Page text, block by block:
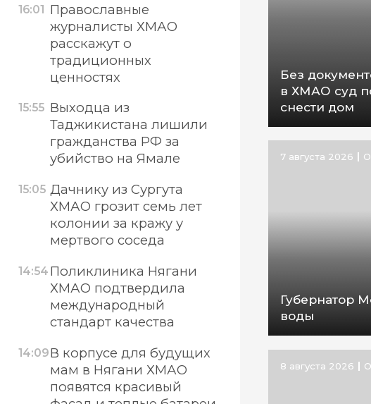
16:01 Православные
журналисты ХМАО
расскажут о
традиционных
ценностях
15:55 Выходца из
Таджикистана лишили
гражданства РФ за
убийство на Ямале
15:05 Дачнику из Сургута
ХМАО грозит семь лет
колонии за кражу у
мертвого соседа
14:54 Поликлиника Нягани
ХМАО подтвердила
международный
стандарт качества
14:09В корпусе для будущих
мам в Нягани ХМАО
появятся красивый
Без
в ХМАО суд
снести дом
7 августа 2026
Губернатор
воды
8 августа 2026